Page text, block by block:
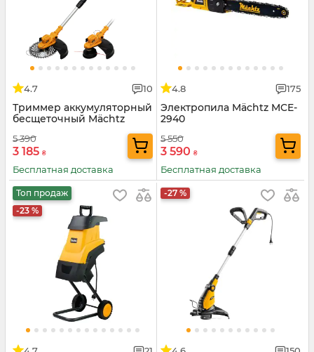
4.7 10
Триммер аккумуляторный
бесщеточный Mächtz
1.5А
5 390
3 185 ₴
Бесплатная доставка
4.8 175
Электропила Mächtz MCE-
2940
5 550
3 590 ₴
Бесплатная доставка
Топ продаж
-23 %
-27 %